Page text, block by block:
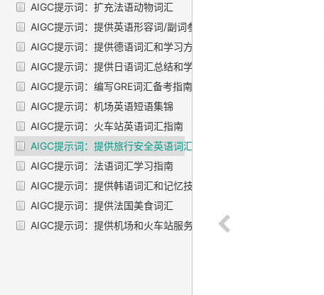
AIGC提示词：扩充法语动物词汇
AIGC提示词：提供英语形容词/副词参考
AIGC提示词：提供德语词汇和学习方法
AIGC提示词：提供日语词汇总结和学习方法
AIGC提示词：编写GRE词汇备考指南
AIGC提示词：机场英语短语集锦
AIGC提示词：火车站英语词汇指南
AIGC提示词：提供旅行安全英语词汇
AIGC提示词：法语词汇学习指南
AIGC提示词：提供韩语词汇和记忆技巧
AIGC提示词：提供法国美食词汇
AIGC提示词：提供机场和火车站服务英语词汇